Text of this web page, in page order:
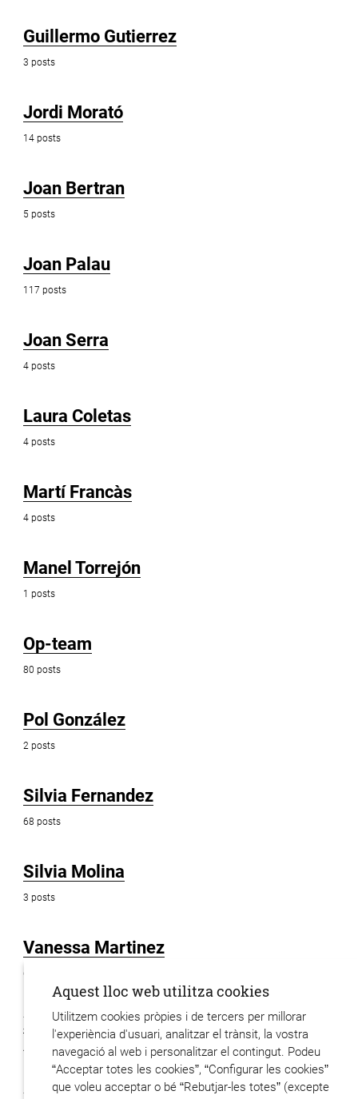
Guillermo Gutierrez
3 posts
Jordi Morató
14 posts
Joan Bertran
5 posts
Joan Palau
117 posts
Joan Serra
4 posts
Laura Coletas
4 posts
Martí Francàs
4 posts
Manel Torrejón
1 posts
Op-team
80 posts
Pol González
2 posts
Silvia Fernandez
68 posts
Silvia Molina
3 posts
Vanessa Martinez
6 posts
Xavier Hervas
48 posts
Aquest lloc web utilitza cookies
Utilitzem cookies pròpies i de tercers per millorar
l'experiència d'usuari, analitzar el trànsit, la vostra
navegació al web i personalitzar el contingut. Podeu
“Acceptar totes les cookies”, “Configurar les cookies”
que voleu acceptar o bé “Rebutjar-les totes” (excepte